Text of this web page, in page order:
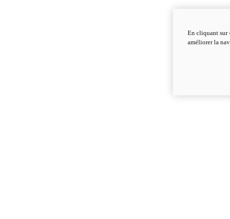
En cliquant sur
améliorer la